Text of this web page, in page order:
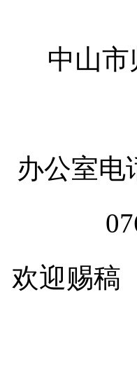
中山
办公室电
欢迎赐稿